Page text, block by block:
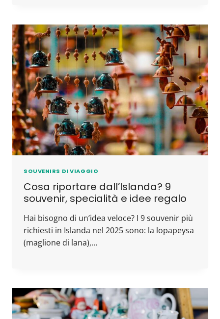
SOUVENIRS DI VIAGGIO
Cosa riportare dall’Islanda? 9
souvenir, specialità e idee regalo
Hai bisogno di un’idea veloce? I 9 souvenir più
richiesti in Islanda nel 2025 sono: la lopapeysa
(maglione di lana),…